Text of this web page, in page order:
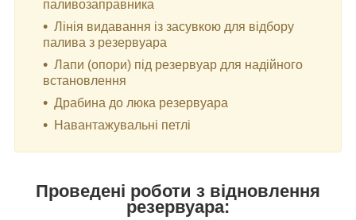
паливозаправника
Лінія видавання із засувкою для відбору
палива з резервуара
Лапи (опори) під резервуар для надійного
встановлення
Драбина до люка резервуара
Навантажувальні петлі
Проведені роботи з відновлення
резервуара: